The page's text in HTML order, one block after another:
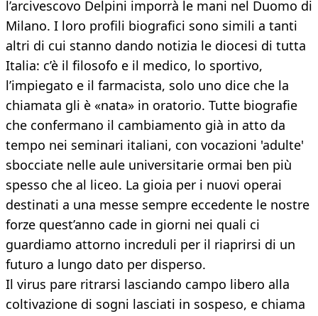
l’arcivescovo Delpini imporrà le mani nel Duomo di
Milano. I loro profili biografici sono simili a tanti
altri di cui stanno dando notizia le diocesi di tutta
Italia: c’è il filosofo e il medico, lo sportivo,
l’impiegato e il farmacista, solo uno dice che la
chiamata gli è «nata» in oratorio. Tutte biografie
che confermano il cambiamento già in atto da
tempo nei seminari italiani, con vocazioni 'adulte'
sbocciate nelle aule universitarie ormai ben più
spesso che al liceo. La gioia per i nuovi operai
destinati a una messe sempre eccedente le nostre
forze quest’anno cade in giorni nei quali ci
guardiamo attorno increduli per il riaprirsi di un
futuro a lungo dato per disperso.
Il virus pare ritrarsi lasciando campo libero alla
coltivazione di sogni lasciati in sospeso, e chiama